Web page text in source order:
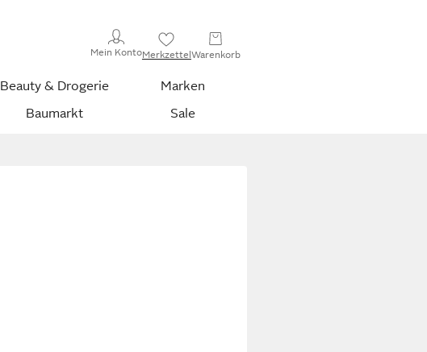
Mein KontoMerkzettelWarenkorb
Beauty & Drogerie
Marken
Baumarkt Sale